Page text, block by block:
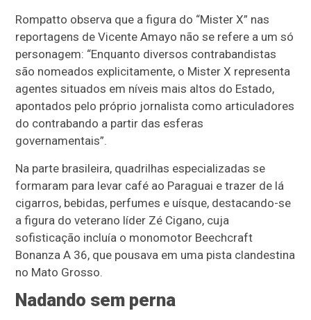
Rompatto observa que a figura do “Mister X” nas
reportagens de Vicente Amayo não se refere a um só
personagem: “Enquanto diversos contrabandistas
são nomeados explicitamente, o Mister X representa
agentes situados em níveis mais altos do Estado,
apontados pelo próprio jornalista como articuladores
do contrabando a partir das esferas
governamentais”.
Na parte brasileira, quadrilhas especializadas se
formaram para levar café ao Paraguai e trazer de lá
cigarros, bebidas, perfumes e uísque, destacando-se
a figura do veterano líder Zé Cigano, cuja
sofisticação incluía o monomotor Beechcraft
Bonanza A 36, que pousava em uma pista clandestina
no Mato Grosso.
Nadando sem perna